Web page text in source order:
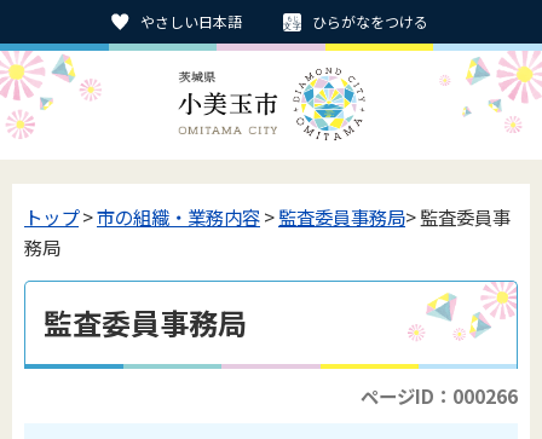
やさしい日本語 ひらがなをつける
トップ>市の組織・業務内容>監査委員事務局> 監査委員事
務局
監査委員事務局
ページID：000266